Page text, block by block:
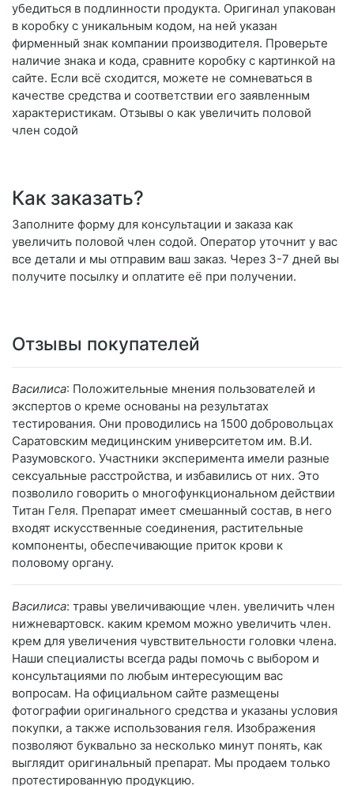
убедиться в подлинности продукта. Оригинал упакован
в коробку с уникальным кодом, на ней указан
фирменный знак компании производителя. Проверьте
наличие знака и кода, сравните коробку с картинкой на
сайте. Если всё сходится, можете не сомневаться в
качестве средства и соответствии его заявленным
характеристикам. Отзывы о как увеличить половой
член содой
Как заказать?
Заполните форму для консультации и заказа как
увеличить половой член содой. Оператор уточнит у вас
все детали и мы отправим ваш заказ. Через 3-7 дней вы
получите посылку и оплатите её при получении.
Отзывы покупателей
Василиса: Положительные мнения пользователей и
экспертов о креме основаны на результатах
тестирования. Они проводились на 1500 добровольцах
Саратовским медицинским университетом им. В.И.
Разумовского. Участники эксперимента имели разные
сексуальные расстройства, и избавились от них. Это
позволило говорить о многофункциональном действии
Титан Геля. Препарат имеет смешанный состав, в него
входят искусственные соединения, растительные
компоненты, обеспечивающие приток крови к
половому органу.
Василиса: травы увеличивающие член. увеличить член
нижневартовск. каким кремом можно увеличить член.
крем для увеличения чувствительности головки члена.
Наши специалисты всегда рады помочь с выбором и
консультациями по любым интересующим вас
вопросам. На официальном сайте размещены
фотографии оригинального средства и указаны условия
покупки, а также использования геля. Изображения
позволяют буквально за несколько минут понять, как
выглядит оригинальный препарат. Мы продаем только
протестированную продукцию.